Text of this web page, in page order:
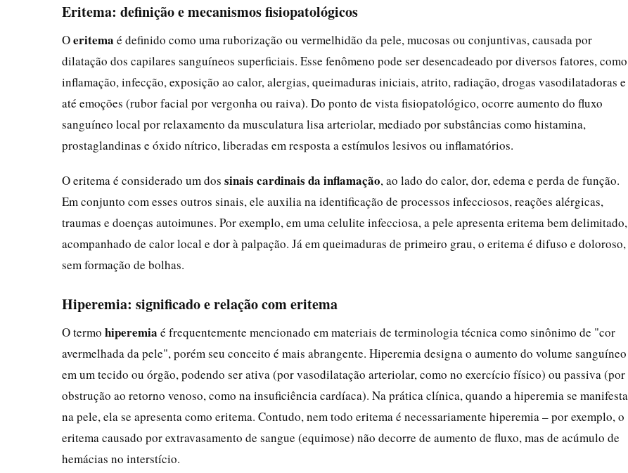
Eritema: definição e mecanismos fisiopatológicos
Oeritema é definido como uma ruborização ou vermelhidão da pele, mucosas ou conjuntivas, causada por
dilatação dos capilares sanguíneos superficiais. Esse fenômeno pode ser desencadeado por diversos fatores, como
inflamação, infecção, exposição ao calor, alergias, queimaduras iniciais, atrito, radiação, drogas vasodilatadoras e
até emoções (rubor facial por vergonha ou raiva). Do ponto de vista fisiopatológico, ocorre aumento do fluxo
sanguíneo local por relaxamento da musculatura lisa arteriolar, mediado por substâncias como histamina,
prostaglandinas e óxido nítrico, liberadas em resposta a estímulos lesivos ou inflamatórios.
O eritema é considerado um dos sinais cardinais da inflamação, ao lado do calor, dor, edema e perda de função.
Em conjunto com esses outros sinais, ele auxilia na identificação de processos infecciosos, reações alérgicas,
traumas e doenças autoimunes. Por exemplo, em uma celulite infecciosa, a pele apresenta eritema bem delimitado,
acompanhado de calor local e dor à palpação. Já em queimaduras de primeiro grau, o eritema é difuso e doloroso,
sem formação de bolhas.
Hiperemia: significado e relação com eritema
O termo hiperemia é frequentemente mencionado em materiais de terminologia técnica como sinônimo de "cor
avermelhada da pele", porém seu conceito é mais abrangente. Hiperemia designa o aumento do volume sanguíneo
em um tecido ou órgão, podendo ser ativa (por vasodilatação arteriolar, como no exercício físico) ou passiva (por
obstrução ao retorno venoso, como na insuficiência cardíaca). Na prática clínica, quando a hiperemia se manifesta
na pele, ela se apresenta como eritema. Contudo, nem todo eritema é necessariamente hiperemia – por exemplo, o
eritema causado por extravasamento de sangue (equimose) não decorre de aumento de fluxo, mas de acúmulo de
hemácias no interstício.